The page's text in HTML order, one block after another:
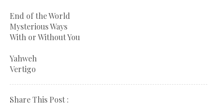
End of the World
Mysterious Ways
With or Without You
Yahweh
Vertigo
Share This Post :